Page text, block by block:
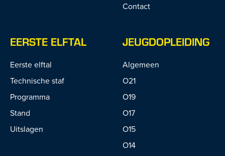
Contact
EERSTE ELFTAL
Eerste elftal
Technische staf
Programma
Stand
Uitslagen
JEUGDOPLEIDING
Algemeen
O21
O19
O17
O15
O14